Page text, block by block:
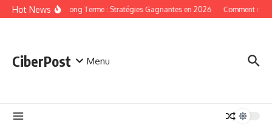
Aller au contenu
Hot NewsCrypto Long Terme : Stratégies Gagnantes en 2026 Comment
CiberPost Menu